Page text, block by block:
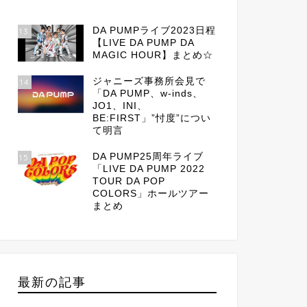
13
DA PUMPライブ2023日程
【LIVE DA PUMP DA
MAGIC HOUR】まとめ☆
14
ジャニーズ事務所会見で
「DA PUMP、w-inds、
JO1、INI、
BE:FIRST」”忖度”につい
て明言
15
DA PUMP25周年ライブ
「LIVE DA PUMP 2022
TOUR DA POP
COLORS」ホールツアー
まとめ
最新の記事